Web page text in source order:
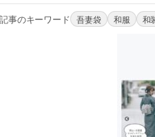
事のキーワード 吾妻袋 和服 和